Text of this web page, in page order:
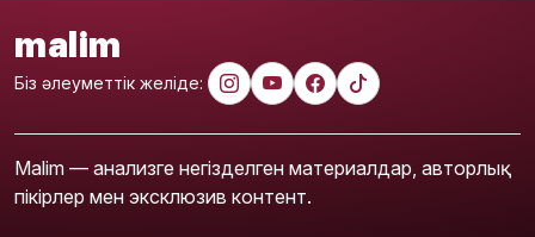
malim
Біз әлеуметтік желіде:
Malim — анализге негізделген материалдар, авторлық
пікірлер мен эксклюзив контент.